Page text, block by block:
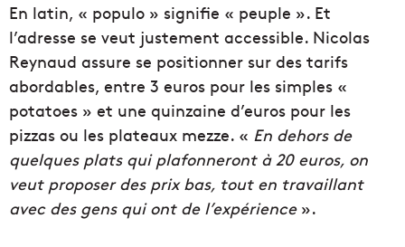
En latin, « populo » signifie « peuple ». Et
l’adresse se veut justement accessible. Nicolas
Reynaud assure se positionner sur des tarifs
abordables, entre 3 euros pour les simples «
potatoes » et une quinzaine d’euros pour les
pizzas ou les plateaux mezze. « En dehors de
quelques plats qui plafonneront à 20 euros, on
veut proposer des prix bas, tout en travaillant
avec des gens qui ont de l’expérience».